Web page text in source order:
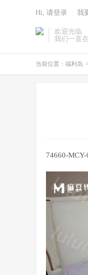
欢迎光临
我们一直
Hi, 请登录 我
当前位置： 福利岛 >
74660-